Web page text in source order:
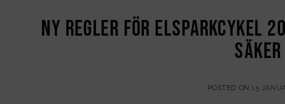
Ny regler för Elsparkcykel
säker
POSTED ON15